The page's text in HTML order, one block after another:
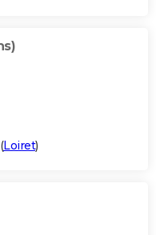
(Loiret)